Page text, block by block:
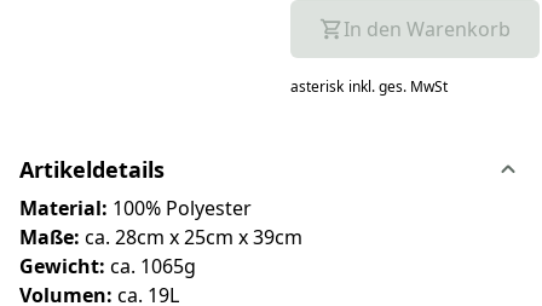
In den Warenkorb
asterisk inkl. ges. MwSt
Artikeldetails
Material: 100% Polyester
Maße: ca. 28cm x 25cm x 39cm
Gewicht: ca. 1065g
Volumen: ca. 19L